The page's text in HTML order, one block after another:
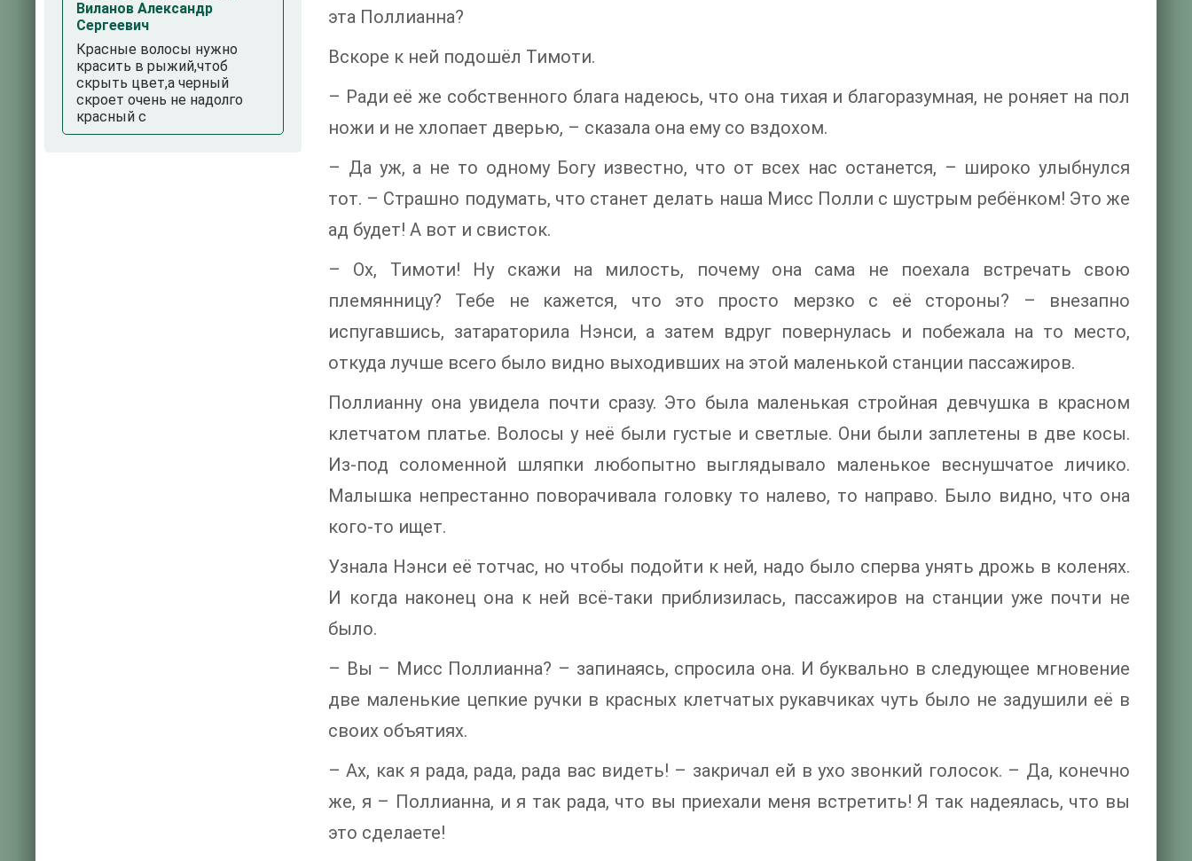
эта Поллианна?
Вскоре к ней подошёл Тимоти.
– Ради её же собственного блага надеюсь, что она тихая и благоразумная, не роняет на пол
ножи и не хлопает дверью, – сказала она ему со вздохом.
– Да уж, а не то одному Богу известно, что от всех нас останется, – широко улыбнулся
тот. – Страшно подумать, что станет делать наша Мисс Полли с шустрым ребёнком! Это же
ад будет! А вот и свисток.
– Ох, Тимоти! Ну скажи на милость, почему она сама не поехала встречать свою
племянницу? Тебе не кажется, что это просто мерзко с её стороны? – внезапно
испугавшись, затараторила Нэнси, а затем вдруг повернулась и побежала на то место,
откуда лучше всего было видно выходивших на этой маленькой станции пассажиров.
Поллианну она увидела почти сразу. Это была маленькая стройная девчушка в красном
клетчатом платье. Волосы у неё были густые и светлые. Они были заплетены в две косы.
Из-под соломенной шляпки любопытно выглядывало маленькое веснушчатое личико.
Малышка непрестанно поворачивала головку то налево, то направо. Было видно, что она
кого-то ищет.
Узнала Нэнси её тотчас, но чтобы подойти к ней, надо было сперва унять дрожь в коленях.
И когда наконец она к ней всё-таки приблизилась, пассажиров на станции уже почти не
было.
– Вы – Мисс Поллианна? – запинаясь, спросила она. И буквально в следующее мгновение
две маленькие цепкие ручки в красных клетчатых рукавчиках чуть было не задушили её в
своих объятиях.
– Ах, как я рада, рада, рада вас видеть! – закричал ей в ухо звонкий голосок. – Да, конечно
же, я – Поллианна, и я так рада, что вы приехали меня встретить! Я так надеялась, что вы
это сделаете!
Виланов Александр
Сергеевич
Красные волосы нужно
красить в рыжий,чтоб
скрыть цвет,а черный
скроет очень не надолго
красный с